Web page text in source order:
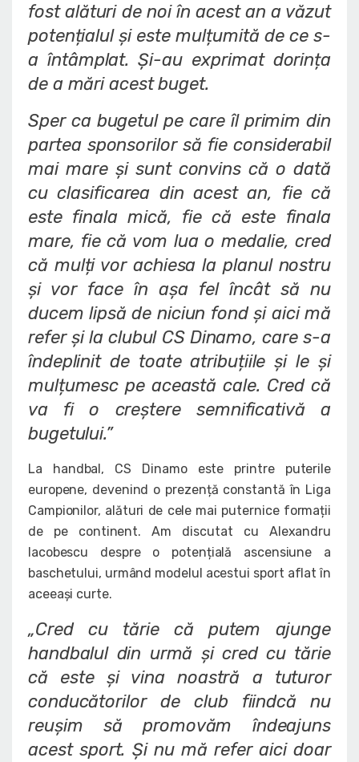
fost alături de noi în acest an a văzut
potențialul și este mulțumită de ce s-
a întâmplat. Și-au exprimat dorința
de a mări acest buget.
Sper ca bugetul pe care îl primim din
partea sponsorilor să fie considerabil
mai mare și sunt convins că o dată
cu clasificarea din acest an, fie că
este finala mică, fie că este finala
mare, fie că vom lua o medalie, cred
că mulți vor achiesa la planul nostru
și vor face în așa fel încât să nu
ducem lipsă de niciun fond și aici mă
refer și la clubul CS Dinamo, care s-a
îndeplinit de toate atribuțiile și le și
mulțumesc pe această cale. Cred că
va fi o creștere semnificativă a
bugetului.”
La handbal, CS Dinamo este printre puterile
europene, devenind o prezență constantă în Liga
Campionilor, alături de cele mai puternice formații
de pe continent. Am discutat cu Alexandru
Iacobescu despre o potențială ascensiune a
baschetului, urmând modelul acestui sport aflat în
aceeași curte.
„Cred cu tărie că putem ajunge
handbalul din urmă și cred cu tărie
că este și vina noastră a tuturor
conducătorilor de club fiindcă nu
reușim să promovăm îndeajuns
acest sport. Și nu mă refer aici doar